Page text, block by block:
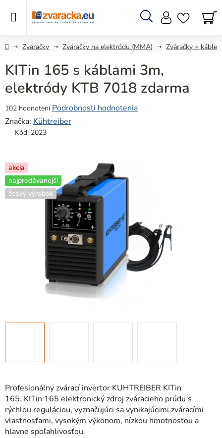
Hľadať
DomovZváračky Zváračky na elektródu (MMA) Zváračky + káble
Profesionálny zvárací invertor KUHTREIBER KITin
165. KITin 165 elektronický zdroj zváracieho prúdu s
rýchlou reguláciou, vyznačujúci sa vynikajúcimi zváracími
vlastnosťami, vysokým výkonom, nízkou hmotnosťou a
hlavne spoľahlivosťou.
KITin 165 s káblami 3m,
elektródy KTB 7018 zdarma
Priemerné
hodnotenie
produktu
z
5
hviezdičiek.
102 hodnotení Podrobnosti hodnotenia
Značka: Kühtreiber
Kód: 2023
akcia
najpredávanejší
český výrobok